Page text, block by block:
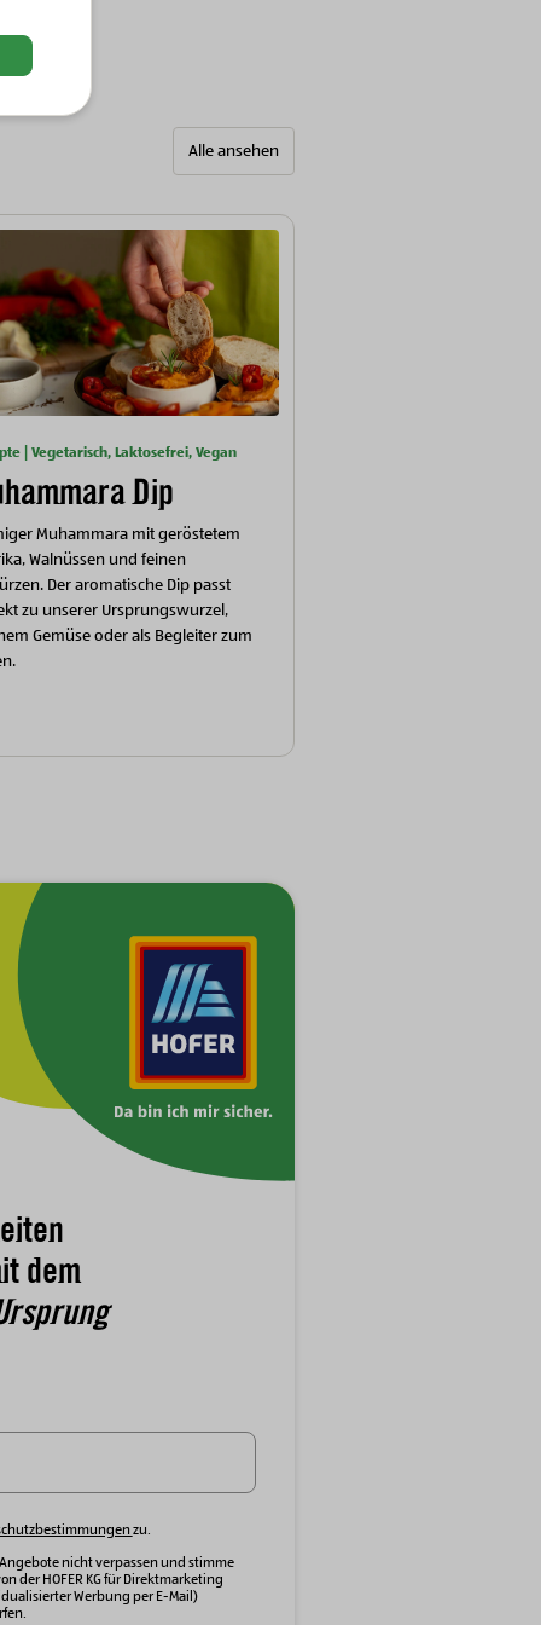
Alle ansehen
| Vegetarisch, Laktosefrei, Vegan
Dip
Muhammara mit geröstetem
Walnüssen und feinen
Der aromatische Dip passt
zu unserer Ursprungswurzel,
Gemüse oder als Begleiter zum
dem
zu.
nicht verpassen und stimme
der HOFER KG für Direktmarketing
Werbung per E-Mail)